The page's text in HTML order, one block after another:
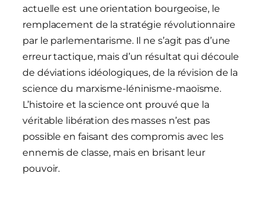
actuelle est une orientation bourgeoise, le
remplacement de la stratégie révolutionnaire
par le parlementarisme. Il ne s’agit pas d’une
erreur tactique, mais d’un résultat qui découle
de déviations idéologiques, de la révision de la
science du marxisme-léninisme-maoïsme.
L’histoire et la science ont prouvé que la
véritable libération des masses n’est pas
possible en faisant des compromis avec les
ennemis de classe, mais en brisant leur
pouvoir.